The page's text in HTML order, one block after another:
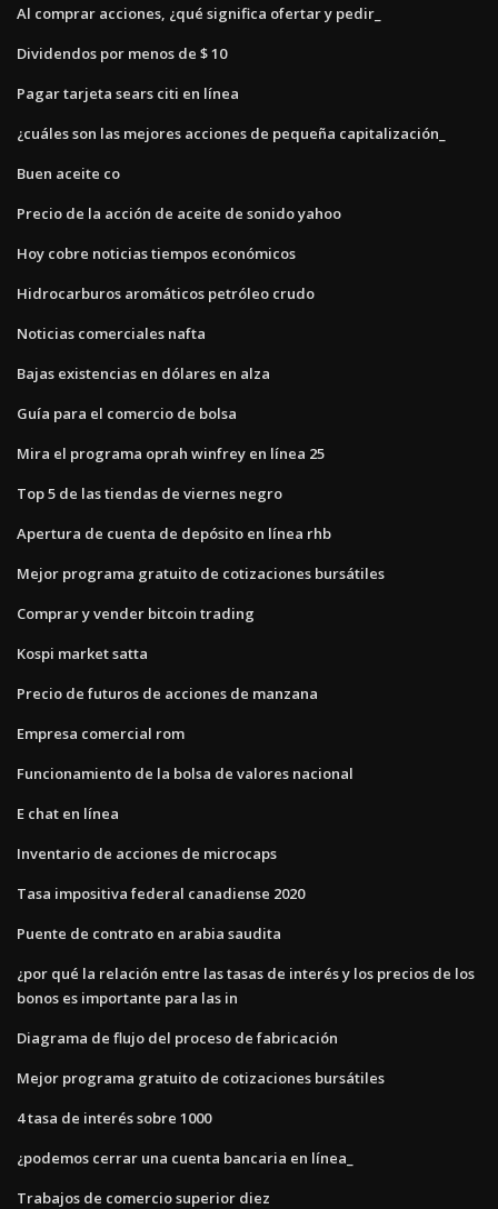
Al comprar acciones, ¿qué significa ofertar y pedir_
Dividendos por menos de $ 10
Pagar tarjeta sears citi en línea
¿cuáles son las mejores acciones de pequeña capitalización_
Buen aceite co
Precio de la acción de aceite de sonido yahoo
Hoy cobre noticias tiempos económicos
Hidrocarburos aromáticos petróleo crudo
Noticias comerciales nafta
Bajas existencias en dólares en alza
Guía para el comercio de bolsa
Mira el programa oprah winfrey en línea 25
Top 5 de las tiendas de viernes negro
Apertura de cuenta de depósito en línea rhb
Mejor programa gratuito de cotizaciones bursátiles
Comprar y vender bitcoin trading
Kospi market satta
Precio de futuros de acciones de manzana
Empresa comercial rom
Funcionamiento de la bolsa de valores nacional
E chat en línea
Inventario de acciones de microcaps
Tasa impositiva federal canadiense 2020
Puente de contrato en arabia saudita
¿por qué la relación entre las tasas de interés y los precios de los
bonos es importante para las in
Diagrama de flujo del proceso de fabricación
Mejor programa gratuito de cotizaciones bursátiles
4 tasa de interés sobre 1000
¿podemos cerrar una cuenta bancaria en línea_
Trabajos de comercio superior diez